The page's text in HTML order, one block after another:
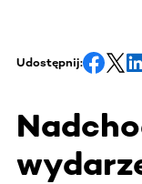
Udostępnij: